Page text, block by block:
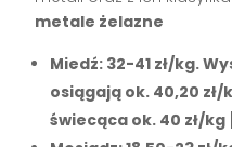
metale żelazne
Miedź: 32-41 zł/kg.
osiągają ok. 40,20
świecąca ok. 40 zł/